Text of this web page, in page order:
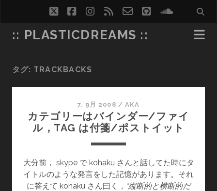
twitterfacebookinstagram
rss email-
form
github
:: PLASTICDREAMS ::
タグ: TRACKBACKS
7. 9月 2008 / AKA
カテゴリーはバインダー/ファイ
ル，TAG は付箋/ポストイット
大分前， skype で kohaku さんと話してた時にタ
イトルのような発言をした記憶があります。それ
に答えて kohaku さん曰く， “縦断的と横断的だ